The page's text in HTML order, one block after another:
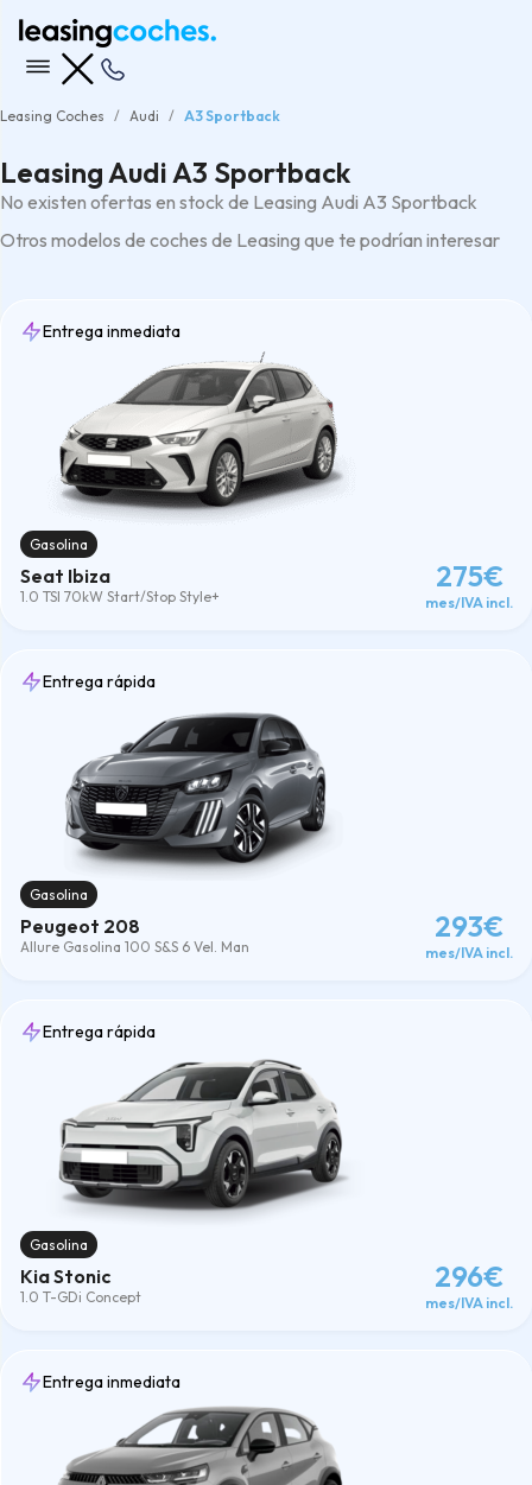
Leasing Coches Audi A3 Sportback
Leasing Audi A3 Sportback
No existen ofertas en stock de Leasing Audi A3 Sportback
Otros modelos de coches de Leasing que te podrían interesar
Entrega inmediata
Gasolina
Seat Ibiza
1.0 TSI 70kW Start/Stop Style+
275€
mes/IVA incl.
Entrega rápida
Gasolina
Peugeot 208
Allure Gasolina 100 S&S 6 Vel. Man
293€
mes/IVA incl.
Entrega rápida
Gasolina
Kia Stonic
1.0 T-GDi Concept
296€
mes/IVA incl.
Entrega inmediata